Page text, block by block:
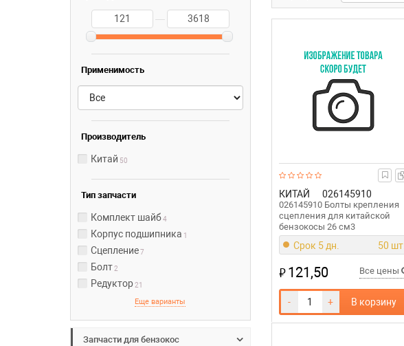
—
Применимость
Производитель
Китай 50
Тип запчасти
Комплект шайб4
Корпус подшипника 1
Сцепление7
Болт2
Редуктор21
Еще варианты
Запчасти для бензокос
КИТАЙ 026145910
026145910 Болты крепления
сцепления для китайской
бензокосы 26 см3
Срок 5 дн. 50 шт.
₽121,50 Все цены
- + В корзину